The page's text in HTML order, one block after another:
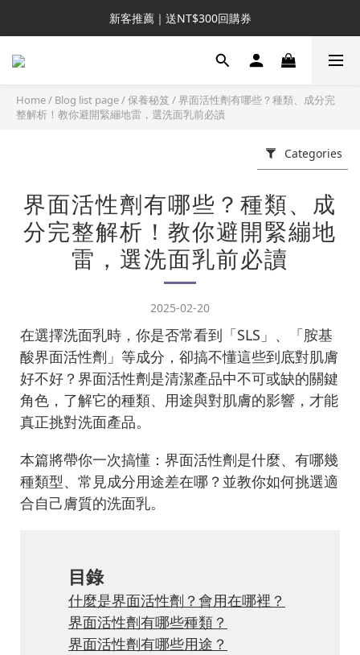
新客推薦｜送NT$300回購券
新客推薦｜送NT$300回購券
升VIP首推｜買4送6起
Home/ Blog list page/保養秘笈 /界面活性劑有哪些？種類、成分完
整解析！教你避開緊繃地雷，選洗面乳前必讀
Categories
界面活性劑有哪些？種類、成
分完整解析！教你避開緊繃地
雷，選洗面乳前必讀
2025-02-20
在選擇洗面乳時，你是否常看到「SLS」、「胺基
酸界面活性劑」等成分，卻搞不懂這些到底對肌膚
好不好？界面活性劑是清潔產品中不可或缺的關鍵
角色，了解它的種類、用途與對肌膚的影響，才能
真正挑對洗面產品。
本篇將帶你一次搞懂：界面活性劑是什麼、有哪幾
種類型、常見成分用途差在哪？並教你如何挑選適
合自己膚質的洗面乳。
目錄
什麼是界面活性劑？會用在哪裡？
界面活性劑有哪些種類？
界面活性劑有哪些用途？